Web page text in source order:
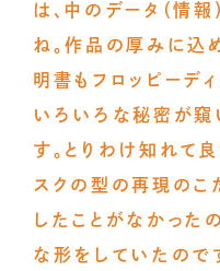
は、中のデータ（情
ね。作品の厚みに込
明書もフロッピーデ
いろいろな秘密が
す。とりわけ知れて
スクの型の再現のこ
したことがなかった
な形をしていたので